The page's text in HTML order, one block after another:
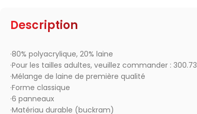
Description
·80% polyacrylique, 20% laine
·Pour les tailles adultes, veuillez commander : 300.73
·Mélange de laine de première qualité
·Forme classique
·6 panneaux
·Matériau durable (buckram)